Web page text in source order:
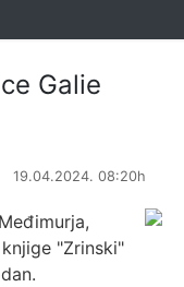
Galie
19.04.2024. 08:20h
"Zrinski"